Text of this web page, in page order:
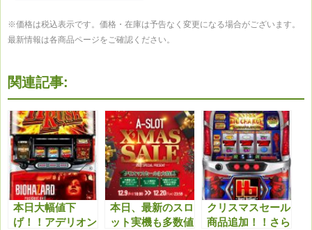
※価格は税込表示です。価格・在庫は予告なく変更になる場合がございます。
最新情報は各商品ページをご確認ください。
関連記事:
本日大幅値下
げ！！アデリオン
本日、最新のスロ
ット実機も多数値
クリスマスセール
商品追加！！さら